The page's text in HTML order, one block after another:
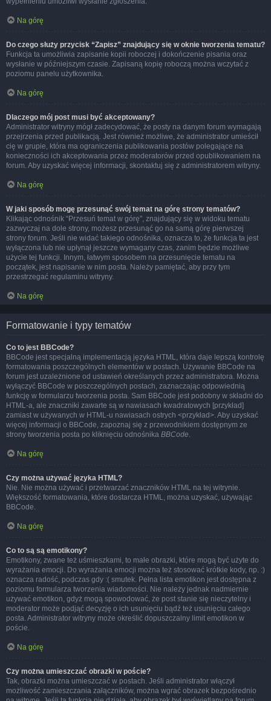
Na górę
Do czego służy przycisk “Zapisz” znajdujący się w oknie tworzenia tematu?
Funkcja ta umożliwia zapisanie kopii roboczej i dokończenie pisania oraz
wysłanie w późniejszym czasie. Zapisaną kopię roboczą można wczytać z
poziomu panelu użytkownika.
Na górę
Dlaczego mój post musi być akceptowany?
Administrator witryny mógł zadecydować, że posty na danym forum wymagają
przejrzenia przed publikacją. Jest również możliwe, że administrator umieścił
cię w grupie, która ma ograniczenia publikowania postów polegające na
konieczności ich akceptowania przez moderatorów przed opublikowaniem na
forum. Aby uzyskać więcej informacji, skontaktuj się z administratorem witryny.
Na górę
W jaki sposób mogę przesunąć swój temat na górę strony tematów?
Klikając odnośnik “Przesuń temat w górę”, znajdujący się w widoku tematu
zazwyczaj na dole strony, możesz przesunąć go na samą górę pierwszej
strony forum. Jeśli nie widać takiego odnośnika, oznacza to, że funkcja ta jest
wyłączona lub nie upłynął jeszcze wymagany czas, zanim będzie możliwe
użycie tej funkcji. Innym, łatwym sposobem na przesunięcie tematu na
początek, jest napisanie w nim posta. Należy pamiętać, aby przy tym
przestrzegać regulaminu witryny.
Na górę
Formatowanie i typy tematów
Co to jest BBCode?
BBCode jest specjalną implementacją języka HTML, która daje lepszą kontrolę
formatowania poszczególnych elementów w postach. Używanie BBCode na
forum jest uzależnione od ustawień określanych przez administratora. Można
wyłączyć BBCode w poszczególnych postach, zaznaczając odpowiednią
funkcję w formularzu tworzenia posta. Sam BBCode jest podobny w składni do
HTML-a, ale znaczniki zawarte są w nawiasach kwadratowych [przykład]
zamiast w używanych w HTML-u nawiasach ostrych <przykład>. Aby uzyskać
więcej informacji o BBCode, zapoznaj się z przewodnikiem dostępnym ze
strony tworzenia posta po kliknięciu odnośnika BBCode.
Na górę
Czy można używać języka HTML?
Nie. Nie można używać i przetwarzać znaczników HTML na tej witrynie.
Większość formatowania, które dostarcza HTML, można uzyskać, używając
BBCode.
Na górę
Co to są są emotikony?
Emotikony, zwane też uśmieszkami, to małe obrazki, które mogą być użyte do
wyrażania emocji. Do wyrażania emocji można też stosować krótkie kody, np. :)
oznacza radość, podczas gdy :( smutek. Pełna lista emotikon jest dostępna z
poziomu formularza tworzenia wiadomości. Nie należy jednak nadmiernie
używać emotikon, gdyż mogą spowodować, że post stanie się nieczytelny i
moderator może podjąć decyzję o ich usunięciu bądź też usunięciu całego
posta. Administrator witryny może określić dopuszczalny limit emotikon w
poście.
Na górę
Czy można umieszczać obrazki w poście?
Tak, obrazki można umieszczać w postach. Jeśli administrator włączył
możliwość zamieszczania załączników, można wgrać obrazek bezpośrednio